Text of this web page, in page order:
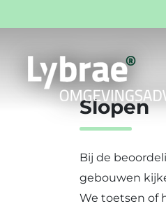
Slopen
Bij de
gebouwen
We toetsen of